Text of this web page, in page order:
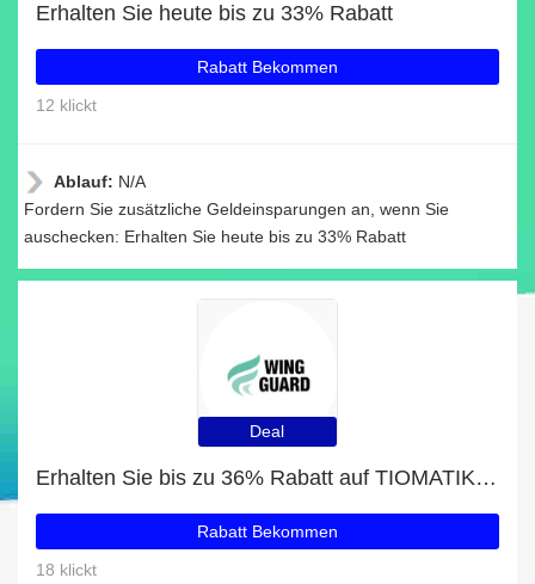
Erhalten Sie heute bis zu 33% Rabatt
Rabatt Bekommen
12 klickt
Ablauf: N/A
Fordern Sie zusätzliche Geldeinsparungen an, wenn Sie
auschecken: Erhalten Sie heute bis zu 33% Rabatt
Deal
Erhalten Sie bis zu 36% Rabatt auf TIOMATIK - nachhaltige Aufsteckköpfe für Oral-B-Zahnbürsten und 68 beliebte Artikel
Rabatt Bekommen
18 klickt